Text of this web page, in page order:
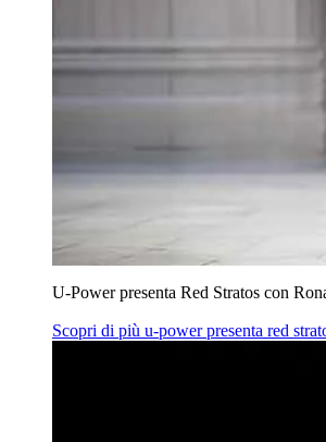
U‑Power presenta Red Stratos con
Scopri di più u‑power presenta red